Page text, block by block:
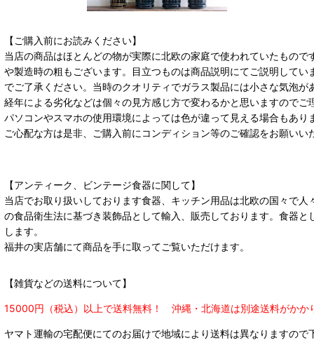
【ご購入前にお読みください】
当店の商品はほとんどの物が実際に北欧の家庭で使われていたもの
や製造時の粗もございます。目立つものは商品説明にてご説明して
でご了承ください。当時のクオリティでガラス製品には小さな気泡が
経年による劣化などは個々の見方感じ方で変わるかと思いますのでご
パソコンやスマホの使用環境によっては色が違って見える場合もあ
ご心配な方は是非、ご購入前にコンディション等のご確認をお願い
【アンティーク、ビンテージ食器に関して】
当店でお取り扱いしております食器、キッチン用品は北欧の国々で
の食品衛生法に基づき装飾品として輸入、販売しております。食器
します。
福井の実店舗にて商品を手に取ってご覧いただけます。
【雑貨などの送料について】
15000円（税込）以上で送料無料！ 沖縄・北海道は別途送料がかか
ヤマト運輸の宅配便にてのお届けで地域により送料は異なりますので